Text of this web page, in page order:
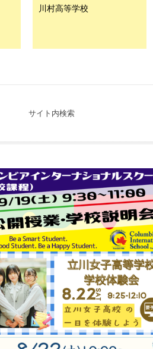
川村高等学校
サイト内検索